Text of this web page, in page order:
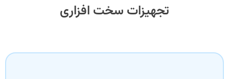
تجهیزات سخت افزاری